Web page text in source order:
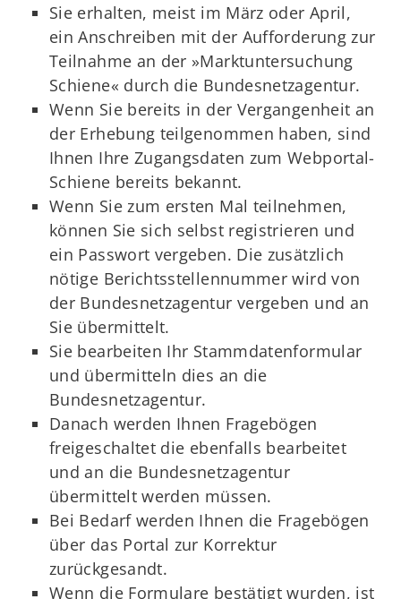
Sie erhalten, meist im März oder April,
ein Anschreiben mit der Aufforderung zur
Teilnahme an der »Marktuntersuchung
Schiene« durch die Bundesnetzagentur.
Wenn Sie bereits in der Vergangenheit an
der Erhebung teilgenommen haben, sind
Ihnen Ihre Zugangsdaten zum Webportal-
Schiene bereits bekannt.
Wenn Sie zum ersten Mal teilnehmen,
können Sie sich selbst registrieren und
ein Passwort vergeben. Die zusätzlich
nötige Berichtsstellennummer wird von
der Bundesnetzagentur vergeben und an
Sie übermittelt.
Sie bearbeiten Ihr Stammdatenformular
und übermitteln dies an die
Bundesnetzagentur.
Danach werden Ihnen Fragebögen
freigeschaltet die ebenfalls bearbeitet
und an die Bundesnetzagentur
übermittelt werden müssen.
Bei Bedarf werden Ihnen die Fragebögen
über das Portal zur Korrektur
zurückgesandt.
Wenn die Formulare bestätigt wurden, ist